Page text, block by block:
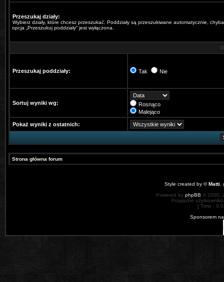
Przeszukaj działy:
Wybierz działy, które chcesz przeszukać. Poddziały są przeszukiwane automatycznie,
opcja „Przeszukuj poddziały” jest wyłączona.
Przeszukaj poddziały: Tak Nie
Sortuj wyniki wg:
Rosnąco
Malejąco
Pokaż wyniki z ostatnich:
Strona główna forum
Style created by ©Matti
Powered by phpBB © 2000,
Przyjazne
[ Time :
Sponsorem